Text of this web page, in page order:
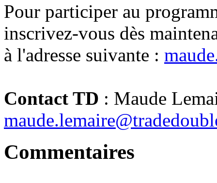
Pour participer au
inscrivez-vous dès
à l'adresse suivante :
Contact TD : Maude
Commentaires